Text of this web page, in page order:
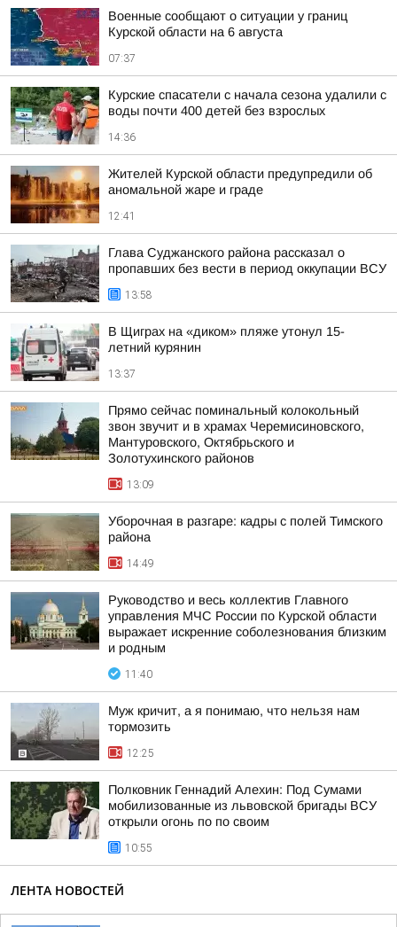
Военные сообщают о ситуации у границ
Курской области на 6 августа
07:37
Курские спасатели с начала сезона удалили с
воды почти 400 детей без взрослых
14:36
Жителей Курской области предупредили об
аномальной жаре и граде
12:41
Глава Суджанского района рассказал о
пропавших без вести в период оккупации ВСУ
13:58
В Щиграх на «диком» пляже утонул 15-
летний курянин
13:37
Прямо сейчас поминальный колокольный
звон звучит и в храмах Черемисиновского,
Мантуровского, Октябрьского и
Золотухинского районов
13:09
Уборочная в разгаре: кадры с полей Тимского
района
14:49
Руководство и весь коллектив Главного
управления МЧС России по Курской области
выражает искренние соболезнования близким
и родным
11:40
Муж кричит, а я понимаю, что нельзя нам
тормозить
12:25
Полковник Геннадий Алехин: Под Сумами
мобилизованные из львовской бригады ВСУ
открыли огонь по по своим
10:55
ЛЕНТА НОВОСТЕЙ